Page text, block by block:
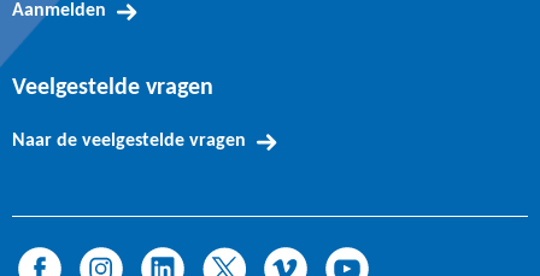
Aanmelden
Veelgestelde vragen
Naar de veelgestelde vragen